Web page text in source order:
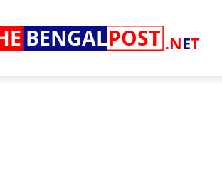
.NET
BENGALPOST